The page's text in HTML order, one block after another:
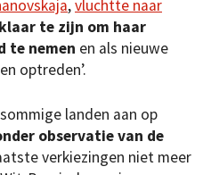
,vluchtte naar
klaar te zijn om haar
te nemen en als nieuwe
optreden’.
landen aan op
observatie van de
verkiezingen niet meer